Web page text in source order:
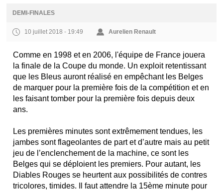
DEMI-FINALES
10 juillet 2018 - 19:49 Aurelien Renault
Comme en 1998 et en 2006, l'équipe de France jouera
la finale de la Coupe du monde. Un exploit retentissant
que les Bleus auront réalisé en empêchant les Belges
de marquer pour la première fois de la compétition et en
les faisant tomber pour la première fois depuis deux
ans.
Les premières minutes sont extrêmement tendues, les
jambes sont flageolantes de part et d’autre mais au petit
jeu de l’enclenchement de la machine, ce sont les
Belges qui se déploient les premiers. Pour autant, les
Diables Rouges se heurtent aux possibilités de contres
tricolores, timides. Il faut attendre la 15ème minute pour